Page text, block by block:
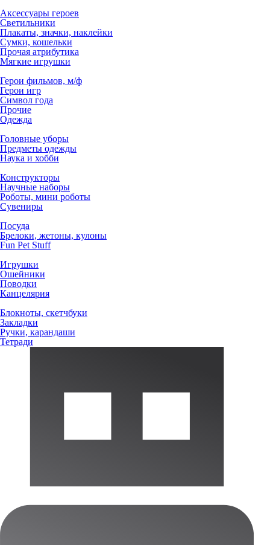
Аксессуары героев
Светильники
Плакаты, значки, наклейки
Сумки, кошельки
Прочая атрибутика
Мягкие игрушки
Герои фильмов, м/ф
Герои игр
Символ года
Прочие
Одежда
Головные уборы
Предметы одежды
Наука и хобби
Конструкторы
Научные наборы
Роботы, мини роботы
Сувениры
Посуда
Брелоки, жетоны, кулоны
Fun Pet Stuff
Игрушки
Ошейники
Поводки
Канцелярия
Блокноты, скетчбуки
Закладки
Ручки, карандаши
Тетради